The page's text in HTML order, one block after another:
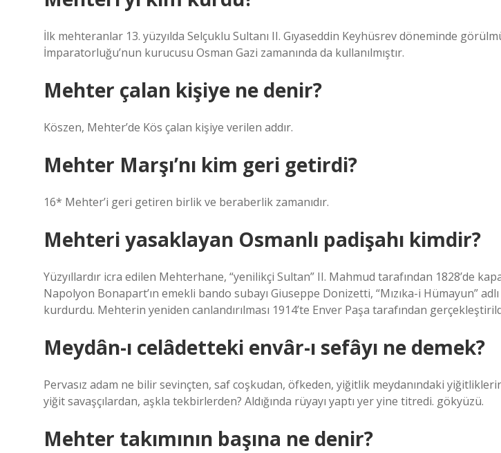
İlk mehteranlar 13. yüzyılda Selçuklu Sultanı II. Gıyaseddin Keyhüsrev döneminde
İmparatorluğu’nun kurucusu Osman Gazi zamanında da kullanılmıştır.
Mehter çalan kişiye ne denir?
Köszen, Mehter’de Kös çalan kişiye verilen addır.
Mehter Marşı’nı kim geri getirdi?
16* Mehter’i geri getiren birlik ve beraberlik zamanıdır.
Mehteri yasaklayan Osmanlı padişahı kimdir?
Yüzyıllardır icra edilen Mehterhane, “yenilikçi Sultan” II. Mahmud tarafından 1828’de
Napolyon Bonapart’ın emekli bando subayı Giuseppe Donizetti, “Mızıka-i Hümayun”
kurdurdu. Mehterin yeniden canlandırılması 1914’te Enver Paşa tarafından
Meydân-ı celâdetteki envâr-ı sefâyı ne demek?
Pervasız adam ne bilir sevinçten, saf coşkudan, öfkeden, yiğitlik meydanındaki yiğitliklerin
yiğit savaşçılardan, aşkla tekbirlerden? Aldığında rüyayı yaptı yer yine titredi. gökyüzü.
Mehter takımının başına ne denir?